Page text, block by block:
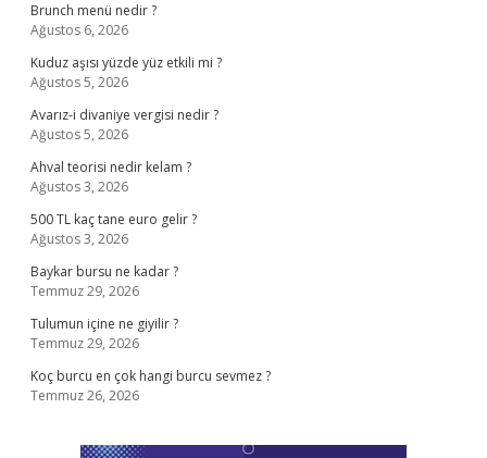
Brunch menü nedir ?
Ağustos 6, 2026
Kuduz aşısı yüzde yüz etkili mi ?
Ağustos 5, 2026
Avarız-i divaniye vergisi nedir ?
Ağustos 5, 2026
Ahval teorisi nedir kelam ?
Ağustos 3, 2026
500 TL kaç tane euro gelir ?
Ağustos 3, 2026
Baykar bursu ne kadar ?
Temmuz 29, 2026
Tulumun içine ne giyilir ?
Temmuz 29, 2026
Koç burcu en çok hangi burcu sevmez ?
Temmuz 26, 2026